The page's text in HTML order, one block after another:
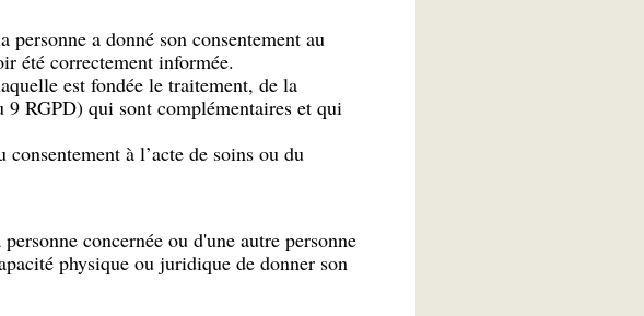
personne a donné son consentement au
été correctement informée.
est fondée le traitement, de la
RGPD) qui sont complémentaires et qui
à l’acte de soins ou du
concernée ou d'une autre personne
physique ou juridique de donner son